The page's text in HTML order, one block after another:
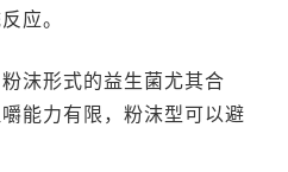
应。
沫形式的益生菌尤其合
能力有限，粉沫型可以避